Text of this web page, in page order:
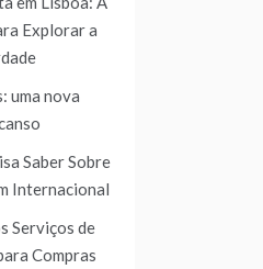
Explorar a
uma nova
Saber Sobre
Internacional
Serviços de
Compras